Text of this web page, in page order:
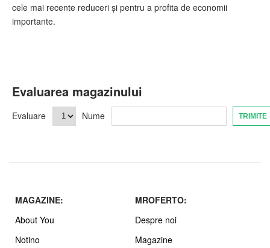
cele mai recente reduceri și pentru a profita de economii
importante.
Evaluarea magazinului
Evaluare Nume
MAGAZINE:
About You
Notino
MROFERTO:
Despre noi
Magazine